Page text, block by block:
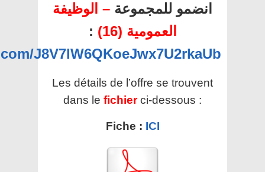
انضمو للمجموعة – الوظيفة
العمومية (16)
:
J8V7lW6QKoeJwx7U2rkaUb
Les détails de l’offre se trouvent
dans le fichier ci-dessous :
Fiche : ICI